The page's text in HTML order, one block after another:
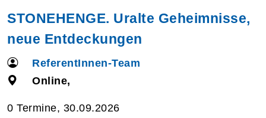
STONEHENGE. Uralte Geheimnisse,
neue Entdeckungen
ReferentInnen-Team
Online,
0 Termine, 30.09.2026